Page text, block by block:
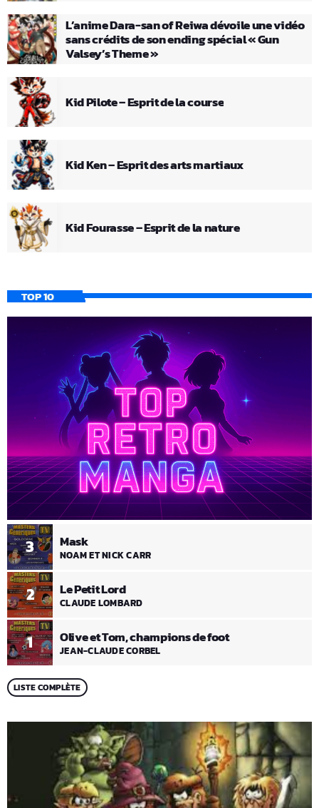
L’anime Dara-san of Reiwa dévoile une vidéo
sans crédits de son ending spécial « Gun
Valsey’s Theme »
Kid Pilote – Esprit de la course
Kid Ken – Esprit des arts martiaux
Kid Fourasse – Esprit de la nature
TOP 10
1 Olive et Tom, champions de foot
JEAN-CLAUDE CORBEL
2 Le Petit Lord
CLAUDE LOMBARD
3 Mask
NOAM ET NICK CARR
LISTE COMPLÈTE